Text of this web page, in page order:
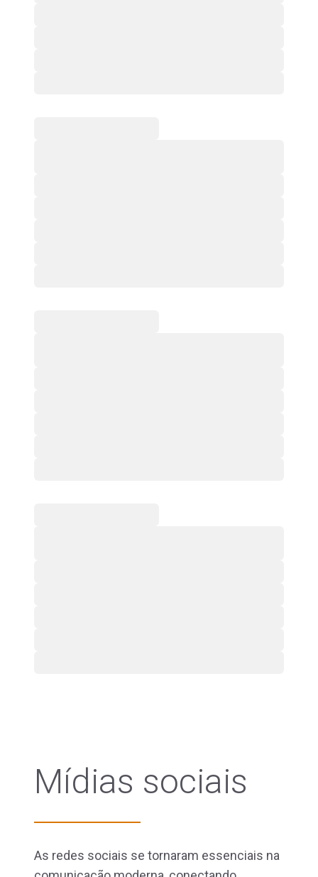
Mídias sociais
As redes sociais se tornaram essenciais na